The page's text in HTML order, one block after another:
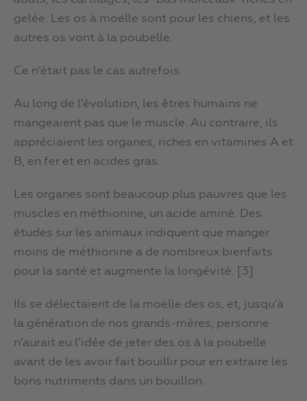
gelée. Les os à moëlle sont pour les chiens, et les
autres os vont à la poubelle.
Ce n’était pas le cas autrefois.
Au long de l’évolution, les êtres humains ne
mangeaient pas que le muscle. Au contraire, ils
appréciaient les organes, riches en vitamines A et
B, en fer et en acides gras.
Les organes sont beaucoup plus pauvres que les
muscles en méthionine, un acide aminé. Des
études sur les animaux indiquent que manger
moins de méthionine a de nombreux bienfaits
pour la santé et augmente la longévité. [3]
Ils se délectaient de la moëlle des os, et, jusqu’à
la génération de nos grands-mères, personne
n’aurait eu l’idée de jeter des os à la poubelle
avant de les avoir fait bouillir pour en extraire les
bons nutriments dans un bouillon.